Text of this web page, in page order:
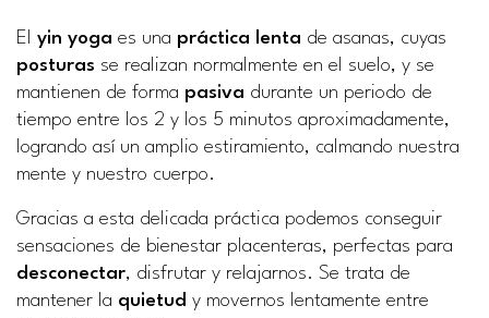
El yin yoga es una práctica lenta de asanas, cuyas
posturas se realizan normalmente en el suelo, y se
mantienen de forma pasiva durante un periodo de
tiempo entre los 2 y los 5 minutos aproximadamente,
logrando así un amplio estiramiento, calmando nuestra
mente y nuestro cuerpo.
Gracias a esta delicada práctica podemos conseguir
sensaciones de bienestar placenteras, perfectas para
desconectar, disfrutar y relajarnos. Se trata de
mantener la quietud y movernos lentamente entre